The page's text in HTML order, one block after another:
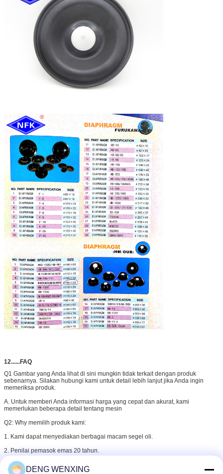
12......FAQ
Q1 Gambar yang Anda lihat di sini mungkin tidak terkait dengan produk
sebenarnya. Silakan hubungi kami untuk detail lebih lanjut jika Anda ingin
memeriksa produk.
A. Untuk memberi Anda informasi harga yang cepat dan akurat, kami
memerlukan beberapa detail tentang mesin
Q2: Why memilih produk kami:
1. Kami dapat menyediakan berbagai macam segel oli.
2. Penilai pemasok emas 20 tahun.
3. Segel oli kami memiliki kualitas terbaik dan layanan terbaik dengan harga
bersaing.DENG WENXING